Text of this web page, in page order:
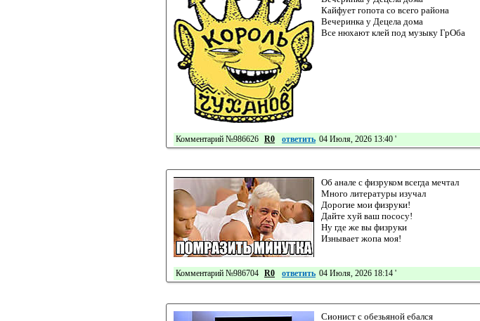
Кайфует гопота со всего района
Вечеринка у Децела дома
Все нюхают клей под музыку ГрОба
Комментарий №986626 R0 ответить 04 Июля, 2026 13:40 '
Об анале с физруком всегда мечтал
Много литературы изучал
Дорогие мои физруки!
Дайте хуй ваш пососу!
Ну где же вы физруки
Изнывает жопа моя!
Комментарий №986704 R0 ответить 04 Июля, 2026 18:14 '
Сионист с обезьяной ебался